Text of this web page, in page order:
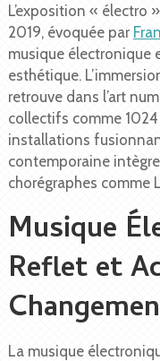
L’exposition « électro
2019, évoquée par
musique électronique
esthétique.
retrouve dans l’art
collectifs comme
installations
contemporaine
chorégraphes comme
Musique
Reflet et
La musique